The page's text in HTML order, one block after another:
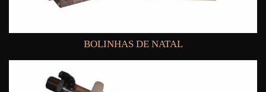
BOLINHAS DE NATAL